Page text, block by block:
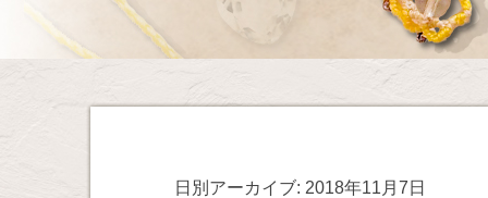
日別アーカイブ: 2018年11月7日